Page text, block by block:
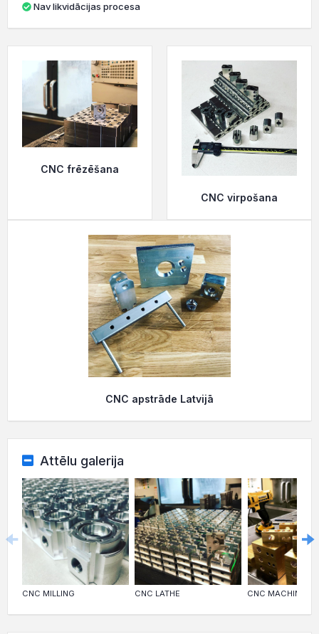
Nav likvidācijas procesa
CNC frēzēšana
CNC virpošana
CNC apstrāde Latvijā
Attēlu galerija
CNC MILLING CNC LATHE CNC MACHINING